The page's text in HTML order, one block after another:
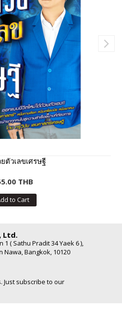
ตัวเลขเศรษฐี
THB
to Cart
Ltd.
( Sathu Pradit 34 Yaek 6 ),
Nawa, Bangkok, 10120
Just subscribe to our